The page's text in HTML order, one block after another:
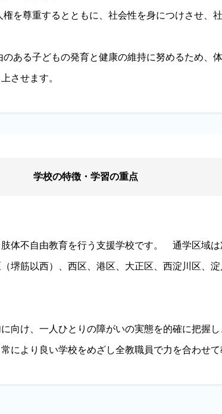
尊重するとともに、社会性を身につけさせ、社
る子どもの発育と健康の維持に努めるため、
させます。
学校の特徴・学習の重点
体不自由教育を行う支援学校です。 通学区域は
筋以西）、西区、港区、大正区、西淀川区、淀
向け、一人ひとりの障がいの実態を的確に把握
により良い学校をめざし全教職員で力を合わせて